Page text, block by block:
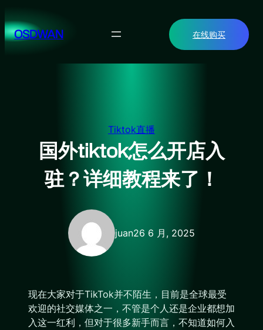
至
内OSDWAN 在线购买
Tiktok直播
国外tiktok怎么开店入
驻？详细教程来了！
juan26 6 月, 2025
现在大家对于TikTok并不陌生，目前是全球最受
欢迎的社交媒体之一，不管是个人还是企业都想加
入这一红利，但对于很多新手而言，不知道如何入